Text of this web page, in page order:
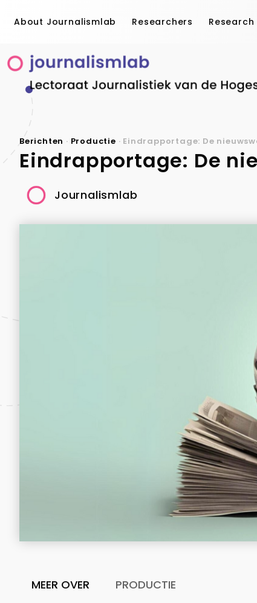
About Journalismlab Researchers Research
Berichten · Productie · Eindrapportage: De
Eindrapportage: De
Journalismlab
MEER OVER PRODUCTIE